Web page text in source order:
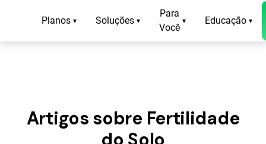
Planos ▾ Soluções ▾
Para
Você
▾ Educação ▾
Artigos sobre Fertilidade